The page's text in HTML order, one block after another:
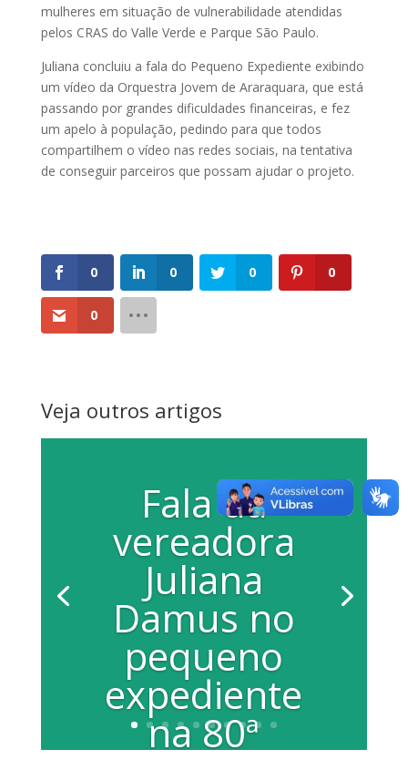
mulheres em situação de vulnerabilidade atendidas
pelos CRAS do Valle Verde e Parque São Paulo.
Juliana concluiu a fala do Pequeno Expediente exibindo
um vídeo da Orquestra Jovem de Araraquara, que está
passando por grandes dificuldades financeiras, e fez
um apelo à população, pedindo para que todos
compartilhem o vídeo nas redes sociais, na tentativa
de conseguir parceiros que possam ajudar o projeto.
0 0 0 0
0
Veja outros artigos
Fala da
vereadora
Juliana
Damus no
pequeno
expediente
na 80ª